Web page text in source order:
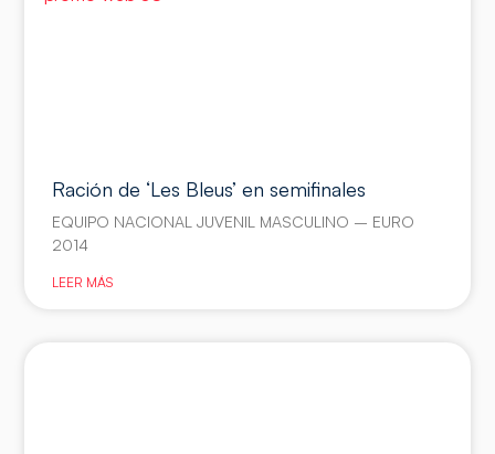
Ración de ‘Les Bleus’ en semifinales
EQUIPO NACIONAL JUVENIL MASCULINO – EURO
2014
LEER MÁS